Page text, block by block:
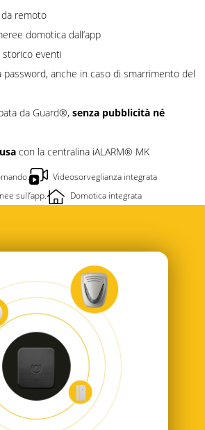
remoto
domotica dall’app
storico eventi
anche in caso di smarrimento del
da Guard®, senza pubblicità né
con la centralina iALARM® MK
Videosorveglianza integrata
sull’app.
Domotica integrata